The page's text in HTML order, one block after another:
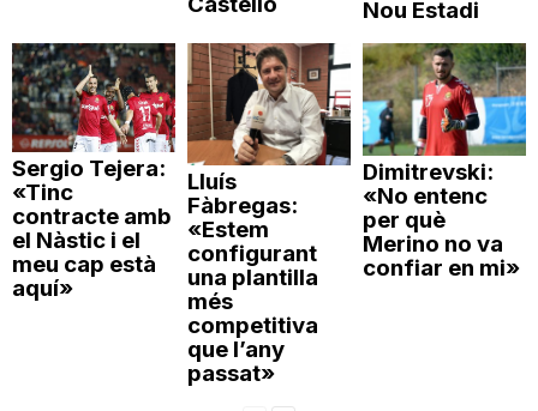
Nou Estadi
Sergio Tejera:
«Tinc
contracte amb
el Nàstic i el
meu cap està
aquí»
Lluís
Fàbregas:
«Estem
configurant
una plantilla
més
competitiva
que l’any
passat»
Dimitrevski:
«No entenc
per què
Merino no va
confiar en mi»